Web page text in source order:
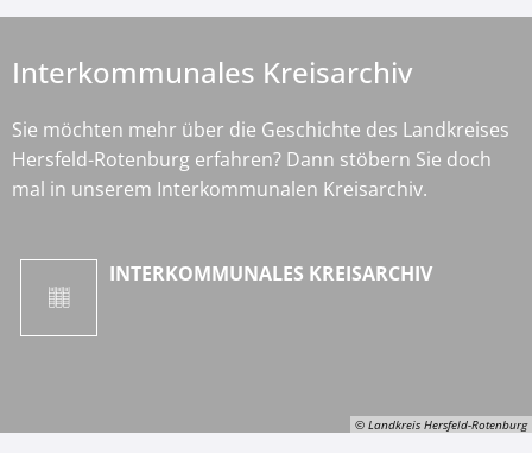
© Landkreis Hersfeld-Rotenburg
Interkommunales Kreisarchiv
Sie möchten mehr über die Geschichte des Landkreises
Hersfeld-Rotenburg erfahren? Dann stöbern Sie doch
mal in unserem Interkommunalen Kreisarchiv.
INTERKOMMUNALES KREISARCHIV